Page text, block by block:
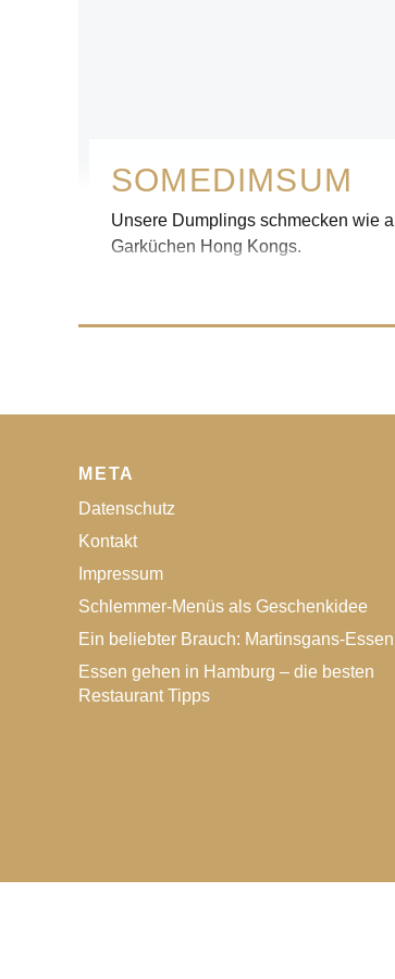
SOMEDIMSUM
Unsere Dumplings schmecken wie
Garküchen Hong Kongs.
META
Datenschutz
Kontakt
Impressum
Schlemmer-Menüs als Geschenkidee
Ein beliebter Brauch: Martinsgans-Essen
Essen gehen in Hamburg – die besten
Restaurant Tipps